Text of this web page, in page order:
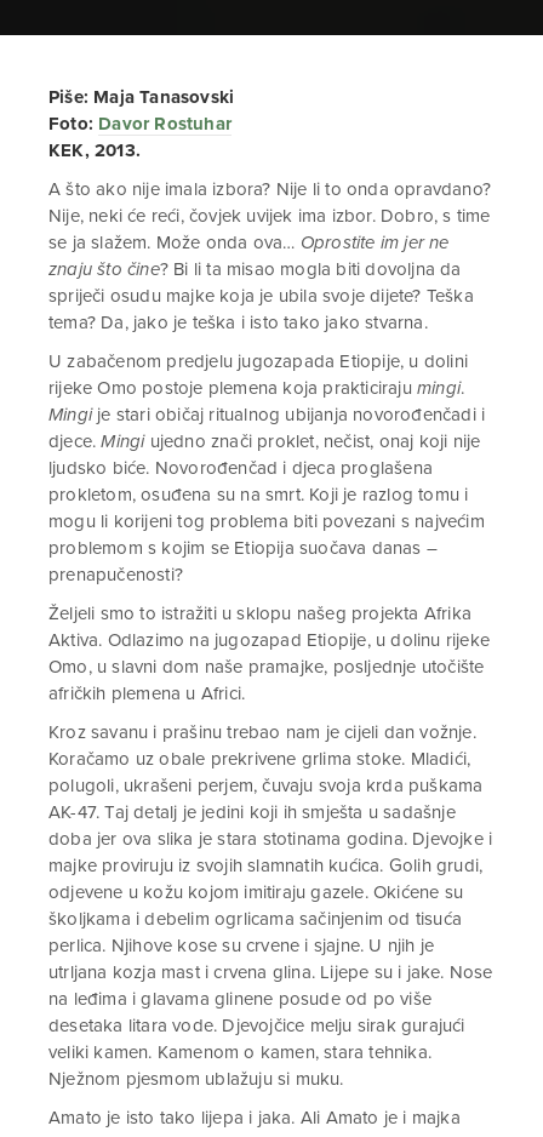
Piše: Maja Tanasovski
Foto: Davor Rostuhar
KEK, 2013.
A što ako nije imala izbora? Nije li to onda opravdano?
Nije, neki će reći, čovjek uvijek ima izbor. Dobro, s time
se ja slažem. Može onda ova… Oprostite im jer ne
znaju što čine? Bi li ta misao mogla biti dovoljna da
spriječi osudu majke koja je ubila svoje dijete? Teška
tema? Da, jako je teška i isto tako jako stvarna.
U zabačenom predjelu jugozapada Etiopije, u dolini
rijeke Omo postoje plemena koja prakticirajumingi.
Mingije stari običaj ritualnog ubijanja novorođenčadi i
djece.Mingiujedno znači proklet, nečist, onaj koji nije
ljudsko biće. Novorođenčad i djeca proglašena
prokletom, osuđena su na smrt. Koji je razlog tomu i
mogu li korijeni tog problema biti povezani s najvećim
problemom s kojim se Etiopija suočava danas –
prenapučenosti?
Željeli smo to istražiti u sklopu našeg projekta Afrika
Aktiva. Odlazimo na jugozapad Etiopije, u dolinu rijeke
Omo, u slavni dom naše pramajke, posljednje utočište
afričkih plemena u Africi.
Kroz savanu i prašinu trebao nam je cijeli dan vožnje.
Koračamo uz obale prekrivene grlima stoke. Mladići,
polugoli, ukrašeni perjem, čuvaju svoja krda puškama
AK-47. Taj detalj je jedini koji ih smješta u sadašnje
doba jer ova slika je stara stotinama godina. Djevojke i
majke proviruju iz svojih slamnatih kućica. Golih grudi,
odjevene u kožu kojom imitiraju gazele. Okićene su
školjkama i debelim ogrlicama sačinjenim od tisuća
perlica. Njihove kose su crvene i sjajne. U njih je
utrljana kozja mast i crvena glina. Lijepe su i jake. Nose
na leđima i glavama glinene posude od po više
desetaka litara vode. Djevojčice melju sirak gurajući
veliki kamen. Kamenom o kamen, stara tehnika.
Nježnom pjesmom ublažuju si muku.
Amato je isto tako lijepa i jaka. Ali Amato je i majka